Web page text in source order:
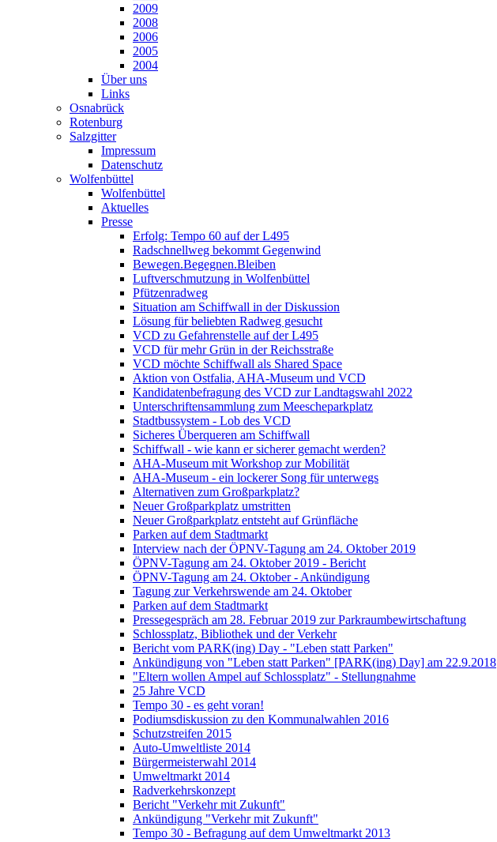
2009
2008
2006
2005
2004
Über uns
Links
Osnabrück
Rotenburg
Salzgitter
Impressum
Datenschutz
Wolfenbüttel
Wolfenbüttel
Aktuelles
Presse
Erfolg: Tempo 60 auf der L495
Radschnellweg bekommt Gegenwind
Bewegen.Begegnen.Bleiben
Luftverschmutzung in Wolfenbüttel
Pfützenradweg
Situation am Schiffwall in der Diskussion
Lösung für beliebten Radweg gesucht
VCD zu Gefahrenstelle auf der L495
VCD für mehr Grün in der Reichsstraße
VCD möchte Schiffwall als Shared Space
Aktion von Ostfalia, AHA-Museum und VCD
Kandidatenbefragung des VCD zur Landtagswahl 2022
Unterschriftensammlung zum Meescheparkplatz
Stadtbussystem - Lob des VCD
Sicheres Überqueren am Schiffwall
Schiffwall - wie kann er sicherer gemacht werden?
AHA-Museum mit Workshop zur Mobilität
AHA-Museum - ein lockerer Song für unterwegs
Alternativen zum Großparkplatz?
Neuer Großparkplatz umstritten
Neuer Großparkplatz entsteht auf Grünfläche
Parken auf dem Stadtmarkt
Interview nach der ÖPNV-Tagung am 24. Oktober 2019
ÖPNV-Tagung am 24. Oktober 2019 - Bericht
ÖPNV-Tagung am 24. Oktober - Ankündigung
Tagung zur Verkehrswende am 24. Oktober
Parken auf dem Stadtmarkt
Pressegespräch am 28. Februar 2019 zur Parkraumbewirtschaftung
Schlossplatz, Bibliothek und der Verkehr
Bericht vom PARK(ing) Day - "Leben statt Parken"
Ankündigung von "Leben statt Parken" [PARK(ing) Day] am 22.9.2018
"Eltern wollen Ampel auf Schlossplatz" - Stellungnahme
25 Jahre VCD
Tempo 30 - es geht voran!
Podiumsdiskussion zu den Kommunalwahlen 2016
Schutzstreifen 2015
Auto-Umweltliste 2014
Bürgermeisterwahl 2014
Umweltmarkt 2014
Radverkehrskonzept
Bericht "Verkehr mit Zukunft"
Ankündigung "Verkehr mit Zukunft"
Tempo 30 - Befragung auf dem Umweltmarkt 2013